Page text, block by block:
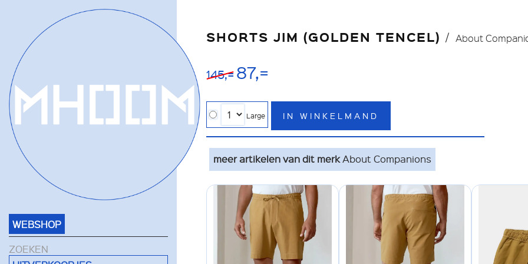
WEBSHOP
ZOEKEN
SHORTS JIM (GOLDEN TENCEL) About
145,=87,=
Large IN WINKELMAND
meer artikelen van dit merkAbout Companions